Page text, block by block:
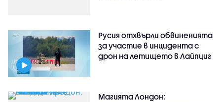
Русия отхвърли обвиненията
за участие в инцидента с
дрон на летището в Лайпциг
Магията Лондон: